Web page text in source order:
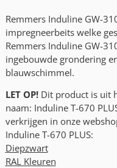
Remmers Induline GW-
impregneerbeits welke
Remmers Induline GW-
ingebouwde grondering
blauwschimmel.
LET OP!Dit product is uit
naam: Induline T-670
verkrijgen in onze
Induline T-670 PLUS:
Diepzwart
RAL Kleuren